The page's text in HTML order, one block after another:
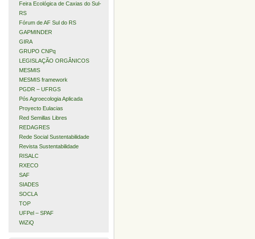
Feira Ecológica de Caxias do Sul-
RS
Fórum de AF Sul do RS
GAPMINDER
GIRA
GRUPO CNPq
LEGISLAÇÃO ORGÂNICOS
MESMIS
MESMIS framework
PGDR – UFRGS
Pós Agroecologia Aplicada
Proyecto Eulacias
Red Semillas Libres
REDAGRES
Rede Social Sustentabilidade
Revista Sustentabilidade
RISALC
RXECO
SAF
SIADES
SOCLA
TOP
UFPel – SPAF
WiZiQ